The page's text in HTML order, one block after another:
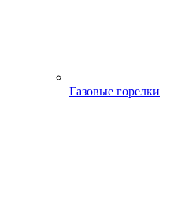
Газовые горелки